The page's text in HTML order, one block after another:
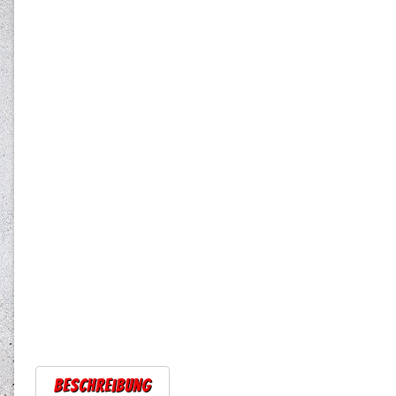
Beschreibung